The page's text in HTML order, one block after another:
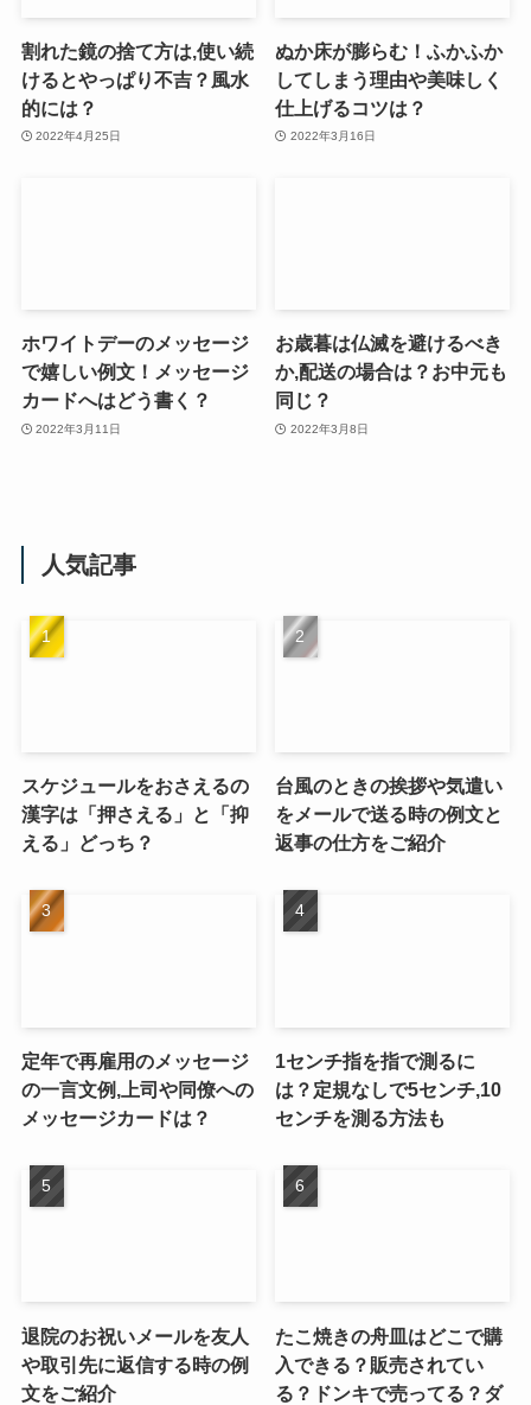
割れた鏡の捨て方は,使い続
けるとやっぱり不吉？風水
的には？
2022年4月25日
ぬか床が膨らむ！ふかふか
してしまう理由や美味しく
仕上げるコツは？
2022年3月16日
ホワイトデーのメッセージ
で嬉しい例文！メッセージ
カードへはどう書く？
2022年3月11日
お歳暮は仏滅を避けるべき
か,配送の場合は？お中元も
同じ？
2022年3月8日
人気記事
スケジュールをおさえるの
漢字は「押さえる」と「抑
える」どっち？
台風のときの挨拶や気遣い
をメールで送る時の例文と
返事の仕方をご紹介
定年で再雇用のメッセージ
の一言文例,上司や同僚への
メッセージカードは？
1センチ指を指で測るに
は？定規なしで5センチ,10
センチを測る方法も
退院のお祝いメールを友人
や取引先に返信する時の例
文をご紹介
たこ焼きの舟皿はどこで購
入できる？販売されてい
る？ドンキで売ってる？ダ